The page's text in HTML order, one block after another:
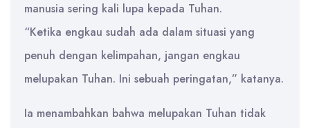
manusia sering kali lupa kepada Tuhan.
“Ketika engkau sudah ada dalam situasi yang
penuh dengan kelimpahan, jangan engkau
melupakan Tuhan. Ini sebuah peringatan,” katanya.
Ia menambahkan bahwa melupakan Tuhan tidak